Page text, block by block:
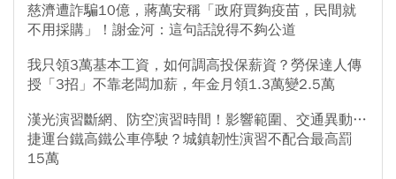
慈濟遭詐騙10億，蔣萬安稱「政府買夠疫苗，民間就
不用採購」！謝金河：這句話說得不夠公道
我只領3萬基本工資，如何調高投保薪資？勞保達人傳
授「3招」不靠老闆加薪，年金月領1.3萬變2.5萬
漢光演習斷網、防空演習時間！影響範圍、交通異動…
捷運台鐵高鐵公車停駛？城鎮韌性演習不配合最高罰
15萬